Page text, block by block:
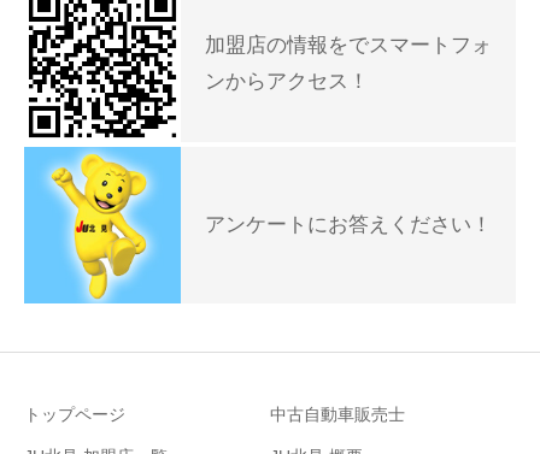
加盟店の情報をでスマートフォ
ンからアクセス！
アンケートにお答えください！
トップページ 中古自動車販売士